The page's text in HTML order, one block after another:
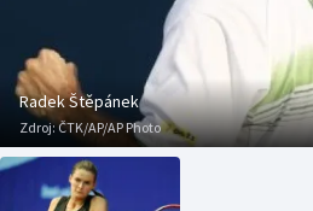
Americký fotbal
Baseball a softbal
Basketbal
Biatlon
NEPŘEHLÉDNĚTE
Soutěže
Historické návraty
Aplikace ČT sport
Radek Štěpánek
Zdroj:ČTK/AP/AP Photo